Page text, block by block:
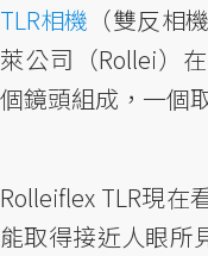
TLR相機 （雙反相
萊公司（Rollei）
個鏡頭組成，一個
Rolleiflex TLR現在
能取得接近人眼所